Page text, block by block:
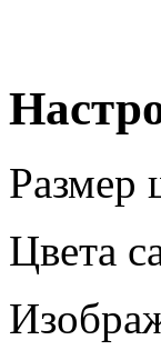
Размер
Цвета